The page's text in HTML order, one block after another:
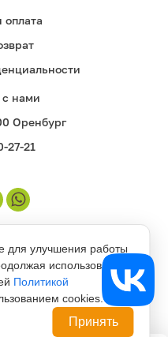
оплата
с нами
Оренбург
27-21
для улучшения работы
использовать
Политикой
cookies.
Принять